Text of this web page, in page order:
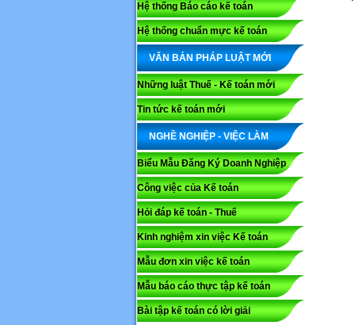
Hệ thống Báo cáo kế toán
Hệ thống chuẩn mực kế toán
VĂN BẢN PHÁP LUẬT MỚI
Những luật Thuế - Kế toán mới
Tin tức kế toán mới
NGHỀ NGHIỆP - VIỆC LÀM
Biểu Mẫu Đăng Ký Doanh Nghiệp
Công việc của Kế toán
Hỏi đáp kế toán - Thuế
Kinh nghiệm xin việc Kế toán
Mẫu đơn xin việc kế toán
Mẫu báo cáo thực tập kế toán
Bài tập kế toán có lời giải